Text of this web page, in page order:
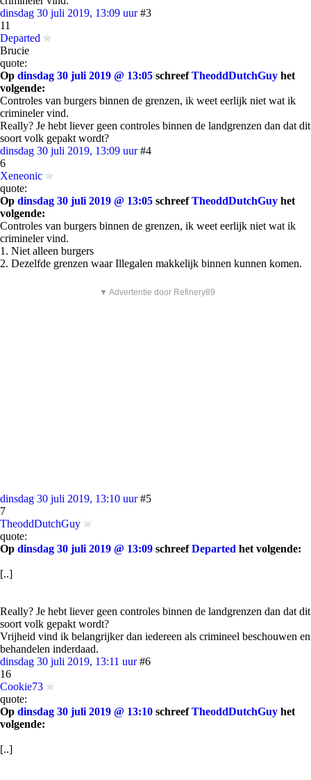
dinsdag 30 juli 2019, 13:09 uur #3
11
Departed
Brucie
quote:
Op dinsdag 30 juli 2019 @ 13:05 schreefTheoddDutchGuy het
volgende:
Controles van burgers binnen de grenzen, ik weet eerlijk niet wat ik
crimineler vind.
Really? Je hebt liever geen controles binnen de landgrenzen dan dat dit
soort volk gepakt wordt?
dinsdag 30 juli 2019, 13:09 uur #4
6
Xeneonic
quote:
Op dinsdag 30 juli 2019 @ 13:05 schreefTheoddDutchGuy het
volgende:
Controles van burgers binnen de grenzen, ik weet eerlijk niet wat ik
crimineler vind.
1. Niet alleen burgers
2. Dezelfde grenzen waar Illegalen makkelijk binnen kunnen komen.
▼ Advertentie door Refinery89
dinsdag 30 juli 2019, 13:10 uur #5
7
TheoddDutchGuy
quote:
Op dinsdag 30 juli 2019 @ 13:09 schreefDeparted het volgende:
[..]
Really? Je hebt liever geen controles binnen de landgrenzen dan dat dit
soort volk gepakt wordt?
Vrijheid vind ik belangrijker dan iedereen als crimineel beschouwen en
behandelen inderdaad.
dinsdag 30 juli 2019, 13:11 uur #6
16
Cookie73
quote:
Op dinsdag 30 juli 2019 @ 13:10 schreefTheoddDutchGuy het
volgende:
[..]